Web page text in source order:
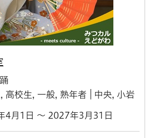
高校生, 一般, 熟年者
中央, 小岩
4月1日 ～ 2027年3月31日